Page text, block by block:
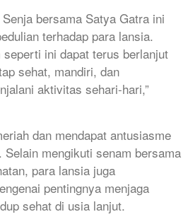
bersama Satya Gatra ini
terhadap para lansia.
ini dapat terus berlanjut
sehat, mandiri, dan
aktivitas sehari-hari,”
dan mendapat antusiasme
mengikuti senam bersama
para lansia juga
pentingnya menjaga
sehat di usia lanjut.